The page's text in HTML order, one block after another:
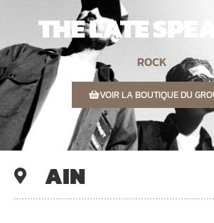
THE LATE
ROCK
VOIR LA BOUTIQUE DU
AIN